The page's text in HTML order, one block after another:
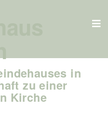
in
zu einer
Kirche